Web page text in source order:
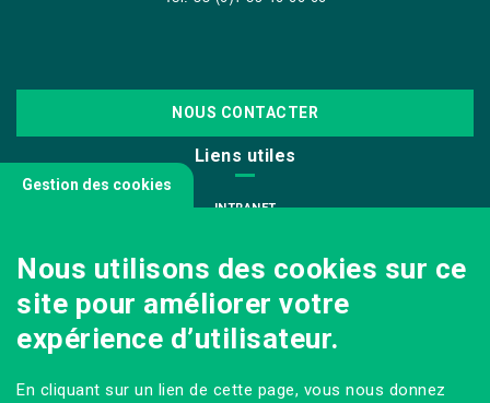
NOUS CONTACTER
Liens utiles
INTRANET
INFODOC
PÔLE IMAGE
PRESSE
Gestion des cookies
Nous utilisons des cookies sur ce
site pour améliorer votre
expérience d’utilisateur.
En cliquant sur un lien de cette page, vous nous donnez